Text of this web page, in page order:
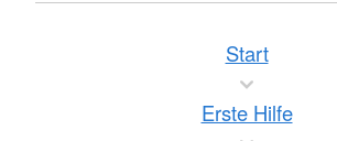
Start
Erste Hilfe